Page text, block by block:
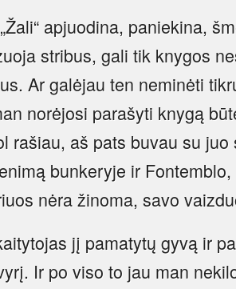
apjuodina, paniekina,
stribus, gali tik knygos
Ar galėjau ten neminėti
norėjosi parašyti knygą
rašiau, aš pats buvau su
bunkeryje ir
nėra žinoma, savo
jį pamatytų gyvą ir
Ir po viso to jau man